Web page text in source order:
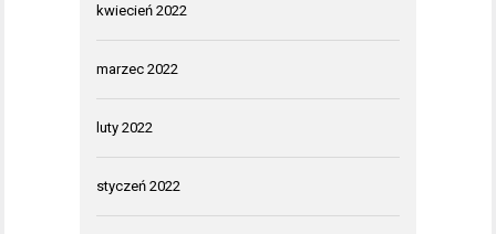
kwiecień 2022
marzec 2022
luty 2022
styczeń 2022